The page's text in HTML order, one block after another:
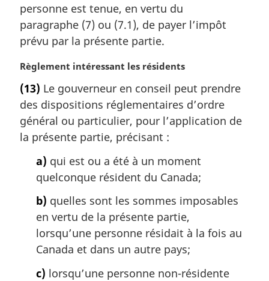
g
i
n
l
:
personne est tenue, en vertu du
paragraphe (7) ou (7.1), de payer l’impôt
prévu par la présente partie.
N
t
e
m
a
Règlement intéressant les résidents
(13) Le gouverneur en conseil peut prendre
des dispositions réglementaires d’ordre
général ou particulier, pour l’application de
la présente partie, précisant :
a) qui est ou a été à un moment
quelconque résident du Canada;
b) quelles sont les sommes imposables
en vertu de la présente partie,
lorsqu’une personne résidait à la fois au
Canada et dans un autre pays;
c) lorsqu’une personne non-résidente